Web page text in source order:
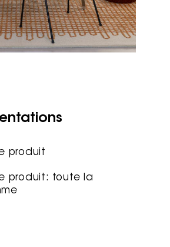
produit
produit: toute la